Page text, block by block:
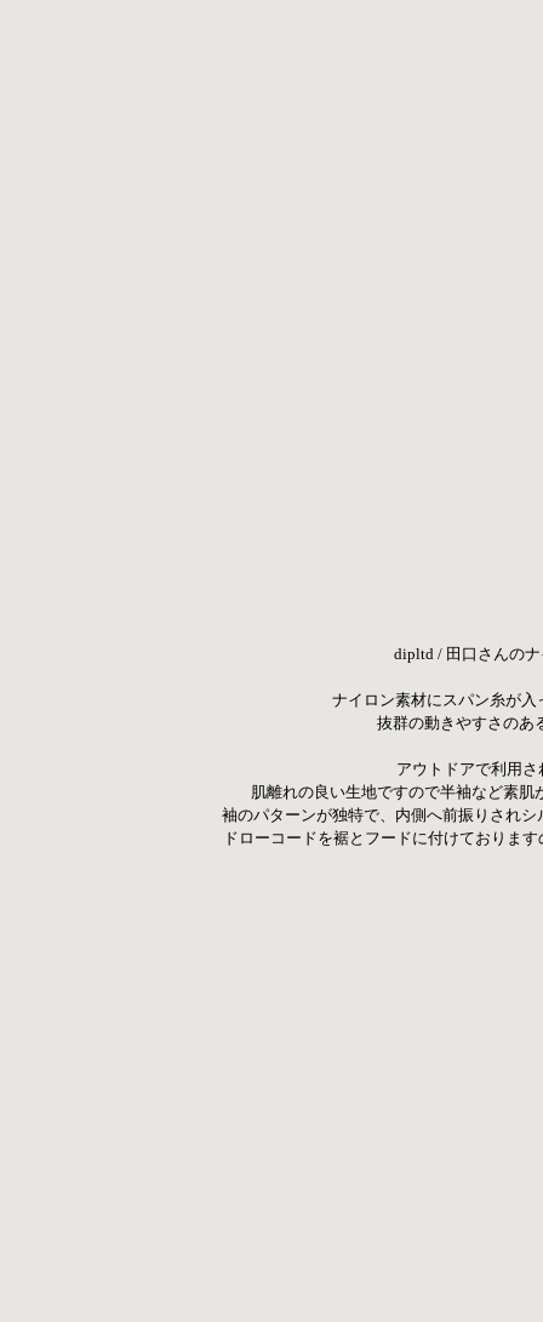
dipltd / 田口さんの
ナイロン素材にスパン糸が
抜群の動きやすさの
アウトドアで利用
肌離れの良い生地ですので半袖など素
袖のパターンが独特で、内側へ前振りされ
ドローコードを裾とフードに付けておりま